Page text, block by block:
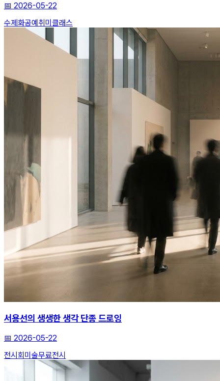
📅 2026-05-22
수제화공예취미클래스
서용선의 생생한 생각 단종 드로잉
📅 2026-05-22
전시회미술무료전시